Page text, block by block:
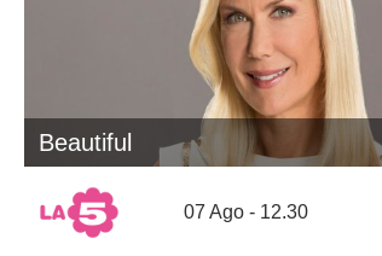
Beautiful
07 Ago - 12.30